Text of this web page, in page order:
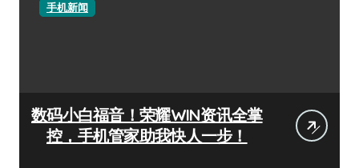
手机新闻
数码小白福音！荣耀WIN资讯全掌
控，手机管家助我快人一步！